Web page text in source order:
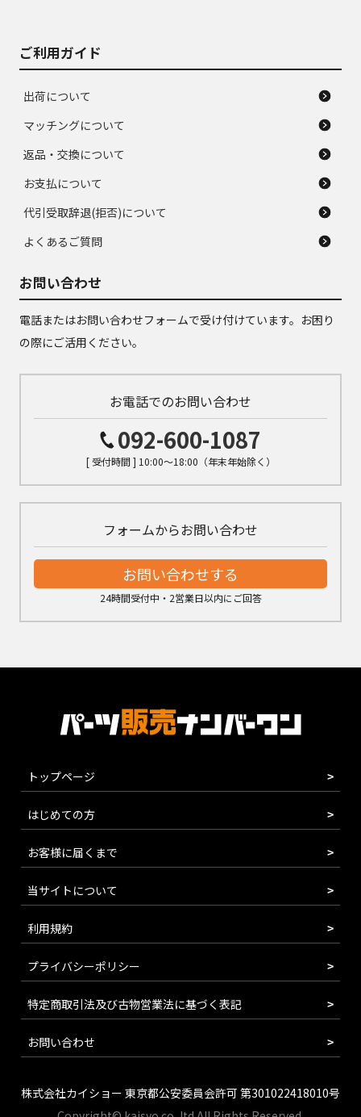
ご利用ガイド
出荷について
マッチングについて
返品・交換について
お支払について
代引受取辞退(拒否)について
よくあるご質問
お問い合わせ
電話またはお問い合わせフォームで受け付けています。お困り
の際にご活用ください。
お電話でのお問い合わせ
092-600-1087
[ 受付時間 ] 10:00～18:00（年末年始除く）
フォームからお問い合わせ
お問い合わせする
24時間受付中・2営業日以内にご回答
トップページ
はじめての方
お客様に届くまで
当サイトについて
利用規約
プライバシーポリシー
特定商取引法及び古物営業法に基づく表記
お問い合わせ
株式会社カイショー 東京都公安委員会許可 第301022418010号